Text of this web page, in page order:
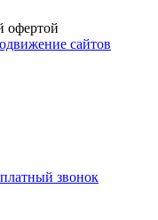
офертой
сайтов
звонок